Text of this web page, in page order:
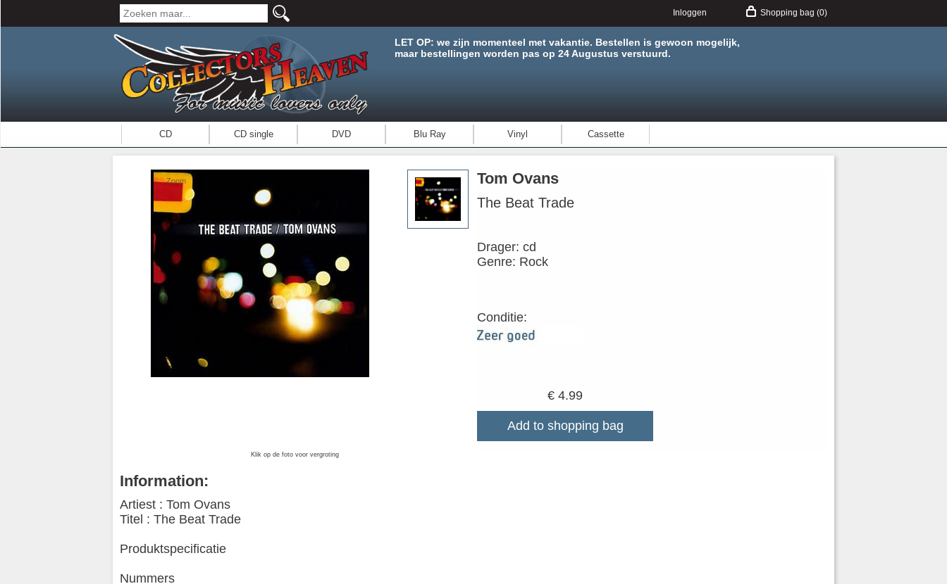
Shopping bag (0)
Inloggen
LET OP: we zijn momenteel met vakantie. Bestellen is gewoon mogelijk,
maar bestellingen worden pas op 24 Augustus verstuurd.
CD CD single DVD Blu Ray Vinyl Cassette
Zoom
Klik op de foto voor vergroting
Tom Ovans
The Beat Trade
Drager: cd
Genre: Rock
Conditie:
€ 4.99
Add to shopping bag
Information:
Artiest : Tom Ovans
Titel : The Beat Trade
Produktspecificatie
Nummers